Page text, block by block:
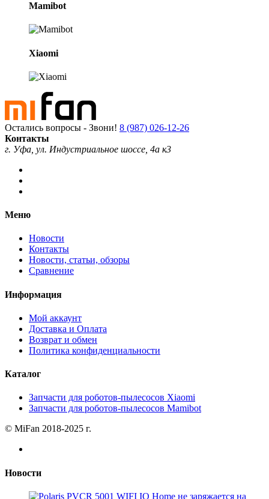
Mamibot
Xiaomi
Остались вопросы - Звони! 8 (987) 026-12-26
Контакты
г. Уфа, ул. Индустриальное шоссе, 4а к3
Меню
Новости
Контакты
Новости, статьи, обзоры
Сравнение
Информация
Мой аккаунт
Доставка и Оплата
Возврат и обмен
Политика конфиденциальности
Каталог
Запчасти для роботов-пылесосов Xiaomi
Запчасти для роботов-пылесосов Mamibot
© MiFan 2018-2025 г.
Новости